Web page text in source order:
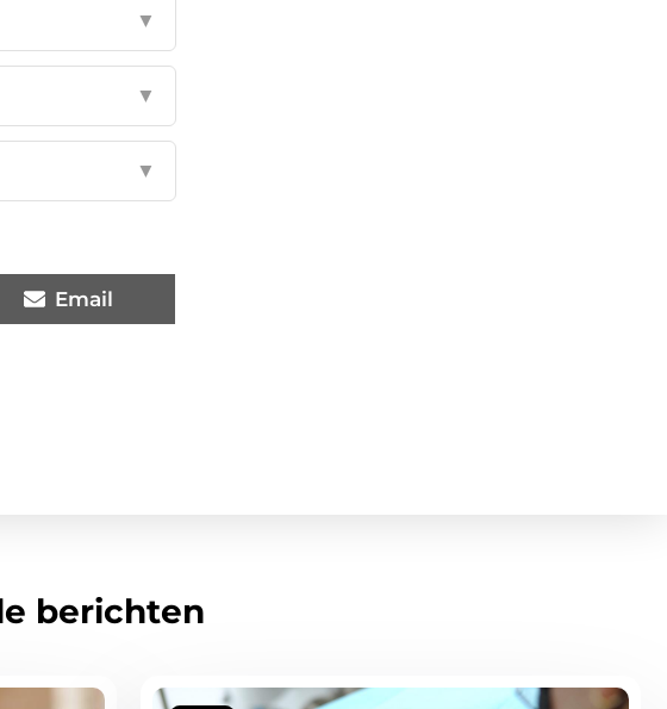
▼
▼
▼
Email
berichten